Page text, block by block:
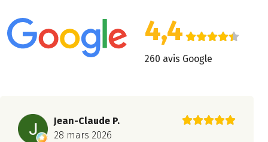
4,4
260 avis Google
Jean-Claude P.
28 mars 2026